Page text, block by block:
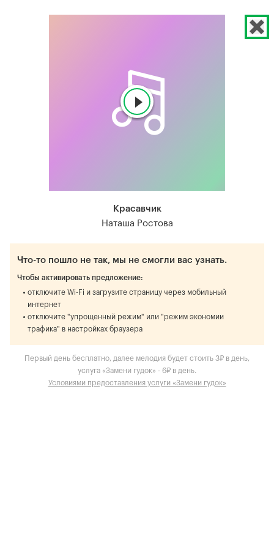
Красавчик
Наташа Ростова
Что-то пошло не так, мы не смогли вас узнать.
Чтобы активировать предложение:
отключите Wi-Fi и загрузите страницу через мобильный
интернет
отключите "упрощенный режим" или "режим экономии
трафика" в настройках браузера
Первый день бесплатно, далее мелодия будет стоить 3₽ в день,
услуга «Замени гудок» - 6₽ в день.
Условиями предоставления услуги «Замени гудок»